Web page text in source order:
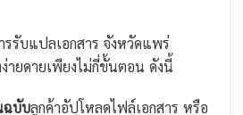
รรับแปลเอกสาร จังหวัดแพร่
ายดายเพียงไม่กี่ขั้นตอน ดังนี้
ฉบับลูกค้าอัปโหลดไฟล์เอกสาร หรือ